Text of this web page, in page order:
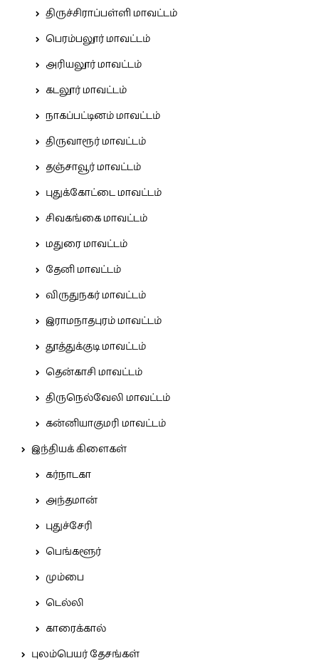
திருச்சிராப்பள்ளி மாவட்டம்
பெரம்பலூர் மாவட்டம்
அரியலூர் மாவட்டம்
கடலூர் மாவட்டம்
நாகப்பட்டினம் மாவட்டம்
திருவாரூர் மாவட்டம்
தஞ்சாவூர் மாவட்டம்
புதுக்கோட்டை மாவட்டம்
சிவகங்கை மாவட்டம்
மதுரை மாவட்டம்
தேனி மாவட்டம்
விருதுநகர் மாவட்டம்
இராமநாதபுரம் மாவட்டம்
தூத்துக்குடி மாவட்டம்
தென்காசி மாவட்டம்
திருநெல்வேலி மாவட்டம்
கன்னியாகுமரி மாவட்டம்
இந்தியக் கிளைகள்
கர்நாடகா
அந்தமான்
புதுச்சேரி
பெங்களூர்
மும்பை
டெல்லி
காரைக்கால்
புலம்பெயர் தேசங்கள்